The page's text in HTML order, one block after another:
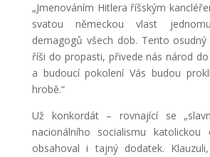
„Jmenováním Hitlera říšským
svatou německou vlast
demagogů všech dob. Tento
říši do propasti, přivede nás národ
a budoucí pokolení Vás budou
hrobě.“
Už konkordát – rovnající se
nacionálního socialismu
obsahoval i tajný dodatek.